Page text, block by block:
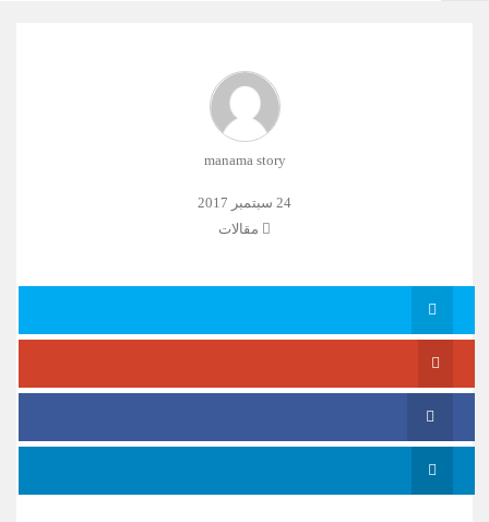
manama story
24 سبتمبر 2017
مقالات